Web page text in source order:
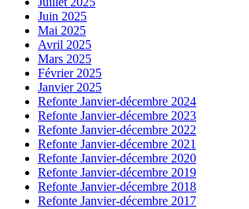
Juin 2025
Mai 2025
Avril 2025
Mars 2025
Février 2025
Janvier 2025
Refonte Janvier-décembre 2024
Refonte Janvier-décembre 2023
Refonte Janvier-décembre 2022
Refonte Janvier-décembre 2021
Refonte Janvier-décembre 2020
Refonte Janvier-décembre 2019
Refonte Janvier-décembre 2018
Refonte Janvier-décembre 2017